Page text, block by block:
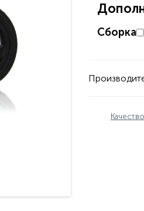
Сборка
Качество